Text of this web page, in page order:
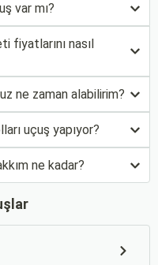
var mı?
fiyatlarını nasıl
ne zaman alabilirim?
uçuş yapıyor?
ne kadar?